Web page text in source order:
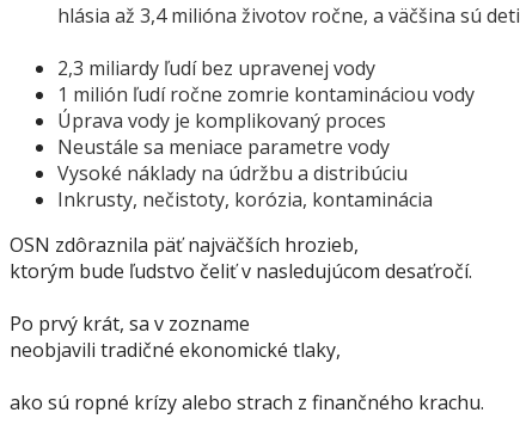
hlásia až 3,4 milióna životov ročne, a väčšina sú deti
2,3 miliardy ľudí bez upravenej vody
1 milión ľudí ročne zomrie kontamináciou vody
Úprava vody je komplikovaný proces
Neustále sa meniace parametre vody
Vysoké náklady na údržbu a distribúciu
Inkrusty, nečistoty, korózia, kontaminácia
OSN zdôraznila päť najväčších hrozieb,
ktorým bude ľudstvo čeliť v nasledujúcom desaťročí.
Po prvý krát, sa v zozname
neobjavili tradičné ekonomické tlaky,
ako sú ropné krízy alebo strach z finančného krachu.